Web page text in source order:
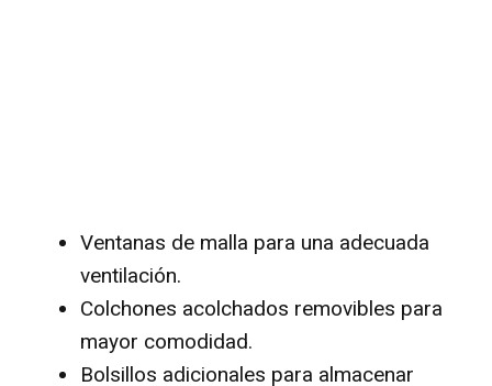
Ventanas de malla para una adecuada
ventilación.
Colchones acolchados removibles para
mayor comodidad.
Bolsillos adicionales para almacenar